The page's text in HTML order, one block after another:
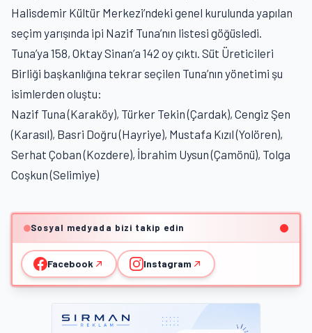
Halisdemir Kültür Merkezi’ndeki genel kurulunda yapılan
seçim yarışında ipi Nazif Tuna’nın listesi göğüsledi.
Tuna’ya 158, Oktay Sinan’a 142 oy çıktı. Süt Üreticileri
Birliği başkanlığına tekrar seçilen Tuna’nın yönetimi şu
isimlerden oluştu:
Nazif Tuna (Karaköy), Türker Tekin (Çardak), Cengiz Şen
(Karasıl), Basri Doğru (Hayriye), Mustafa Kızıl (Yolören),
Serhat Çoban (Kozdere), İbrahim Uysun (Çamönü), Tolga
Coşkun (Selimiye)
Sosyal medyada bizi takip edin
Facebook Instagram